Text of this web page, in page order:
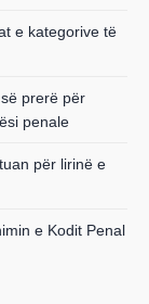
e kategorive të
prerë për
penale
për lirinë e
e Kodit Penal